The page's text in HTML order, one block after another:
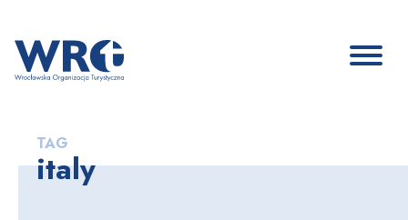
TAG
italy